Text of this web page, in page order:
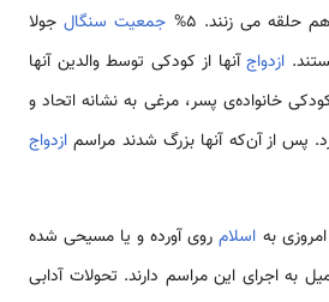
می زنند. 5% جمعیت سنگالجولا
ازدواجآنها از کودکی توسط والدین آنها
خانواده‌ی پسر، مرغی به نشانه اتحاد و
پس از آن‌که آنها بزرگ شدند مراسم ازدواج
به اسلامروی آورده و یا مسیحی شده
به اجرای این مراسم دارند. تحولات آدابی